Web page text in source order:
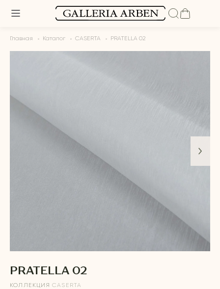
Главная Каталог CASERTA PRATELLA 02
PRATELLA 02
КОЛЛЕКЦИЯ CASERTA